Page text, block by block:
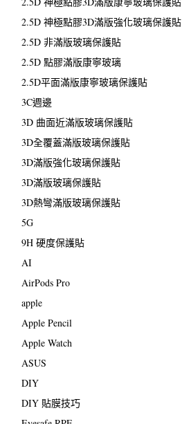
2.5D 神極點膠3D滿版強化玻璃保護貼
2.5D 非滿版玻璃保護貼
2.5D 點膠滿版康寧玻璃
2.5D平面滿版康寧玻璃保護貼
3C週邊
3D 曲面近滿版玻璃保護貼
3D全覆蓋滿版玻璃保護貼
3D滿版強化玻璃保護貼
3D滿版玻璃保護貼
3D熱彎滿版玻璃保護貼
5G
9H 硬度保護貼
AI
AirPods Pro
apple
Apple Pencil
Apple Watch
ASUS
DIY
DIY 貼膜技巧